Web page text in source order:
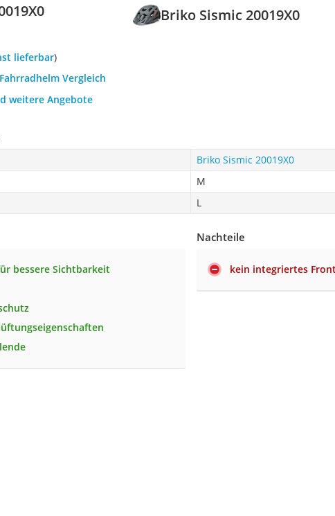
Briko Sismic 20019X0
lieferbar)
Vergleich
weitere Angebote
Briko Sismic 20019X0
M
L
bessere Sichtbarkeit
Nachteile
kein integriertes